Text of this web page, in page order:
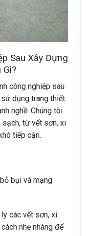
Sau Xây Dựng
công nghiệp sau
dụng trang thiết
nghề. Chúng tôi
sạch, từ vết sơn, xi
tiếp cận.
bụi và mạng
các vết sơn, xi
nhẹ nhàng để